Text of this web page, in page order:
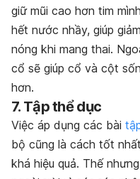
giữ mũi cao hơn tim
hết nước nhầy, giúp
nóng khi mang thai.
cổ sẽ giúp cổ và cột
hơn.
7. Tập thể dục
Việc áp dụng các bài
bộ cũng là cách tốt
khá hiệu quả. Thế